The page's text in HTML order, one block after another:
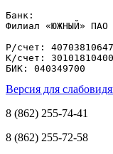
Банк:
Филиал «ЮЖНЫЙ»
Р/счет:
К/счет:
БИК: 040349700
Версия для
8 (862) 255-74-41
8 (862) 255-72-58